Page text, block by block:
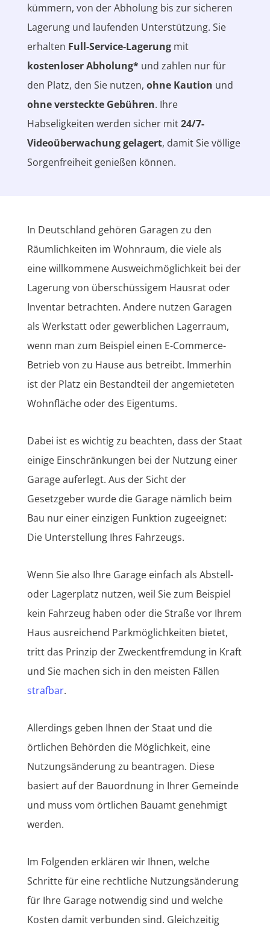
kümmern, von der Abholung bis zur sicheren
Lagerung und laufenden Unterstützung. Sie
erhalten Full-Service-Lagerungmit
kostenloser Abholung*und zahlen nur für
den Platz, den Sie nutzen, ohne Kaution und
ohne versteckte Gebühren. Ihre
Habseligkeiten werden sicher mit24/7-
Videoüberwachung gelagert, damit Sie völlige
Sorgenfreiheit genießen können.
In Deutschland gehören Garagen zu den
Räumlichkeiten im Wohnraum, die viele als
eine willkommene Ausweichmöglichkeit bei der
Lagerung von überschüssigem Hausrat oder
Inventar betrachten. Andere nutzen Garagen
als Werkstatt oder gewerblichen Lagerraum,
wenn man zum Beispiel einen E-Commerce-
Betrieb von zu Hause aus betreibt. Immerhin
ist der Platz ein Bestandteil der angemieteten
Wohnfläche oder des Eigentums.
Dabei ist es wichtig zu beachten, dass der Staat
einige Einschränkungen bei der Nutzung einer
Garage auferlegt. Aus der Sicht der
Gesetzgeber wurde die Garage nämlich beim
Bau nur einer einzigen Funktion zugeeignet:
Die Unterstellung Ihres Fahrzeugs.
Wenn Sie also Ihre Garage einfach als Abstell-
oder Lagerplatz nutzen, weil Sie zum Beispiel
kein Fahrzeug haben oder die Straße vor Ihrem
Haus ausreichend Parkmöglichkeiten bietet,
tritt das Prinzip der Zweckentfremdung in Kraft
und Sie machen sich in den meisten Fällen
strafbar.
Allerdings geben Ihnen der Staat und die
örtlichen Behörden die Möglichkeit, eine
Nutzungsänderung zu beantragen. Diese
basiert auf der Bauordnung in Ihrer Gemeinde
und muss vom örtlichen Bauamt genehmigt
werden.
Im Folgenden erklären wir Ihnen, welche
Schritte für eine rechtliche Nutzungsänderung
für Ihre Garage notwendig sind und welche
Kosten damit verbunden sind. Gleichzeitig